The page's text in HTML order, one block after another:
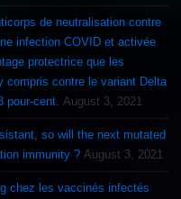
de neutralisation contre
infection COVID et activée
compris contre le variant Delta
pour-cent. August 3, 2021
so will the next mutated
immunity ? August 3, 2021
chez les vaccinés infectés